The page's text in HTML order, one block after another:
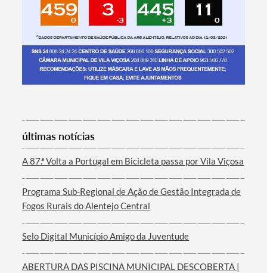
Categorias gerais
últimas notícias
A 87.ª Volta a Portugal em Bicicleta passa por Vila Viçosa
Programa Sub-Regional de Ação de Gestão Integrada de
Fogos Rurais do Alentejo Central
Selo Digital Município Amigo da Juventude
ABERTURA DAS PISCINA MUNICIPAL DESCOBERTA |